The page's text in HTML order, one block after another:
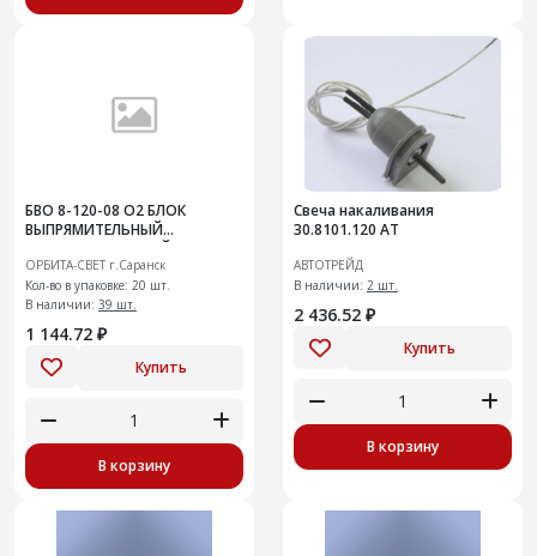
БВО 8-120-08 О2 БЛОК
ВЫПРЯМИТЕЛЬНЫЙ
ОГРАНИЧИТЕЛЬНЫЙ
ОРБИТА-СВЕТ г.Саранск
Кол-во в упаковке: 20 шт.
В наличии: 39 шт.
1 144.72 ₽
Купить
В корзину
Свеча накаливания
30.8101.120 АТ
АВТОТРЕЙД
В наличии: 2 шт.
2 436.52 ₽
Купить
В корзину